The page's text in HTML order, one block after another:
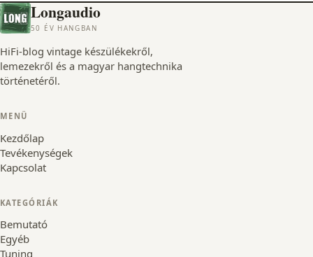
Longaudio
50 ÉV HANGBAN
HiFi-blog vintage készülékekről,
lemezekről és a magyar hangtechnika
történetéről.
MENÜ
Kezdőlap
Tevékenységek
Kapcsolat
KATEGÓRIÁK
Bemutató
Egyéb
Tuning